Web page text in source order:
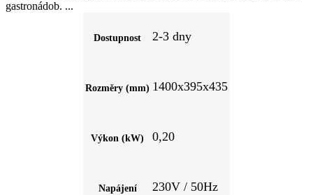
gastronádob.
Dostupnost 2-3 dny
Rozměry (mm) 1400x395x435
Výkon (kW) 0,20
Napájení 230V / 50Hz